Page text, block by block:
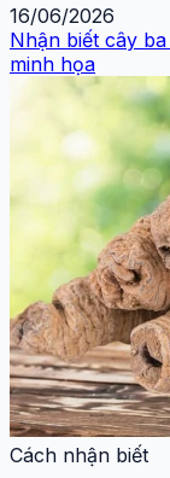
16/06/2026
Nhận biết cây
minh họa
Cách nhận biết